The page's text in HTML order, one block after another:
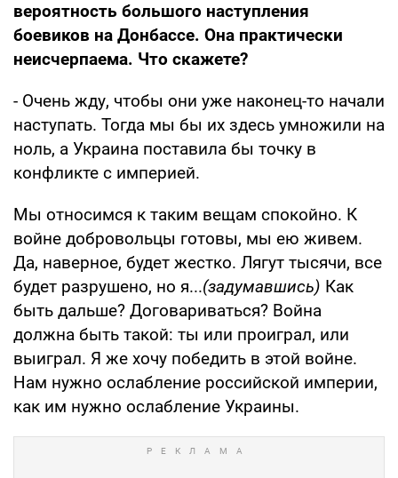
вероятность большого наступления
боевиков на Донбассе. Она практически
неисчерпаема. Что скажете?
- Очень жду, чтобы они уже наконец-то начали
наступать. Тогда мы бы их здесь умножили на
ноль, а Украина поставила бы точку в
конфликте с империей.
Мы относимся к таким вещам спокойно. К
войне добровольцы готовы, мы ею живем.
Да, наверное, будет жестко. Лягут тысячи, все
будет разрушено, но я...(задумавшись) Как
быть дальше? Договариваться? Война
должна быть такой: ты или проиграл, или
выиграл. Я же хочу победить в этой войне.
Нам нужно ослабление российской империи,
как им нужно ослабление Украины.